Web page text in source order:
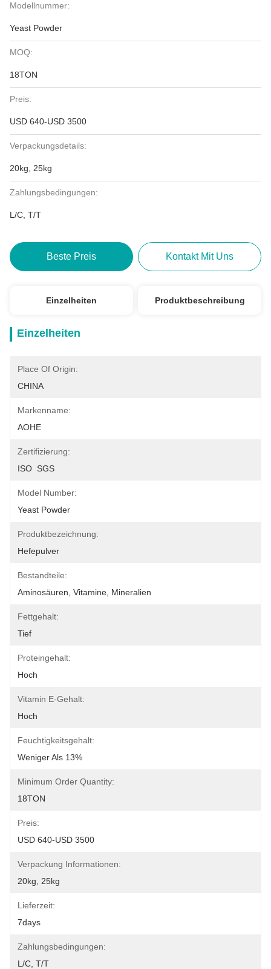
Modellnummer:
Yeast Powder
MOQ:
18TON
Preis:
USD 640-USD 3500
Verpackungsdetails:
20kg, 25kg
Zahlungsbedingungen:
L/C, T/T
Beste Preis Kontakt Mit Uns
Einzelheiten Produktbeschreibung
Einzelheiten
Place Of Origin:
CHINA
Markenname:
AOHE
Zertifizierung:
ISO  SGS
Model Number:
Yeast Powder
Produktbezeichnung:
Hefepulver
Bestandteile:
Aminosäuren, Vitamine, Mineralien
Fettgehalt:
Tief
Proteingehalt:
Hoch
Vitamin E-Gehalt:
Hoch
Feuchtigkeitsgehalt:
Weniger Als 13%
Minimum Order Quantity:
18TON
Preis:
USD 640-USD 3500
Verpackung Informationen:
20kg, 25kg
Lieferzeit:
7days
Zahlungsbedingungen:
L/C, T/T